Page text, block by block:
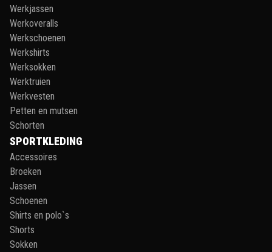
Werkjassen
Werkoveralls
Werkschoenen
Werkshirts
Werksokken
Werktruien
Werkvesten
Petten en mutsen
Schorten
SPORTKLEDING
Accessoires
Broeken
Jassen
Schoenen
Shirts en polo`s
Shorts
Sokken